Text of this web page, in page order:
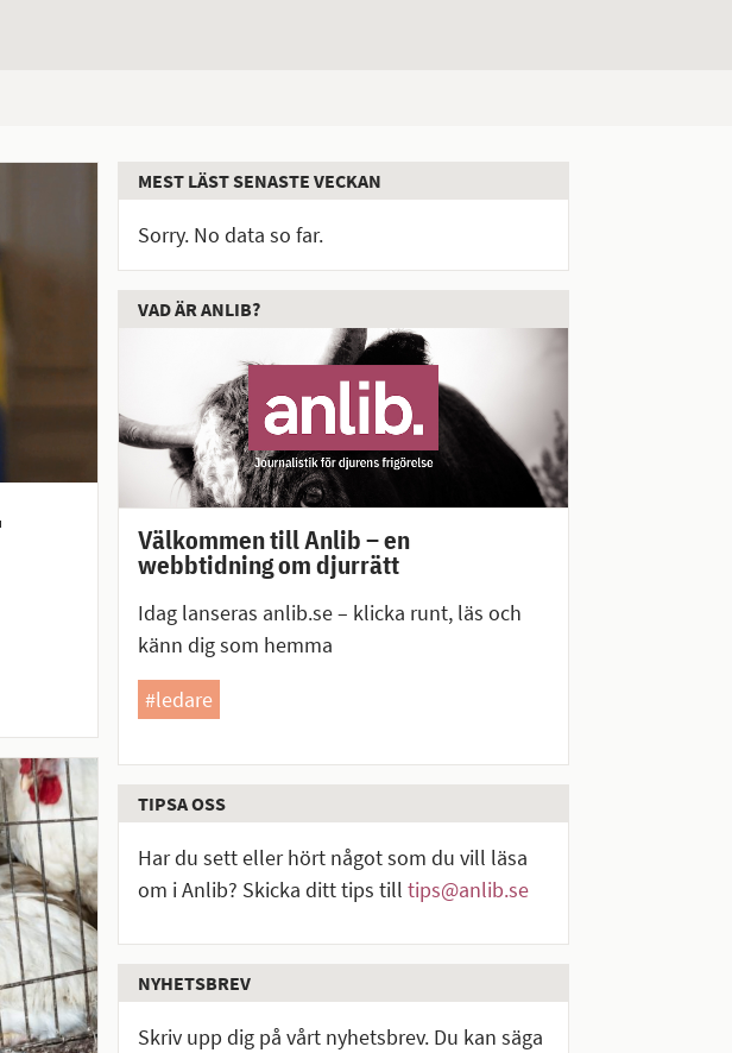
MEST LÄST SENASTE VECKAN
Sorry. No data so far.
VAD ÄR ANLIB?
Välkommen till Anlib – en
webbtidning om djurrätt
Idag lanseras anlib.se – klicka runt, läs och
känn dig som hemma
#ledare
TIPSA OSS
Har du sett eller hört något som du vill läsa
om i Anlib? Skicka ditt tips tilltips@anlib.se
NYHETSBREV
Skriv upp dig på vårt nyhetsbrev. Du kan säga